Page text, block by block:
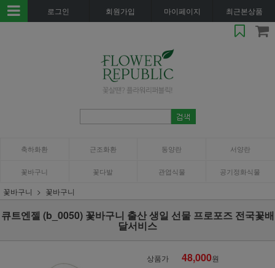
로그인 회원가입 마이페이지 최근본상품
축하화환 근조화환 동양란 서양란
꽃바구니 꽃다발 관엽식물 공기정화식물
꽃바구니 꽃바구니
큐트엔젤 (b_0050) 꽃바구니 출산 생일 선물 프로포즈 전국꽃배
달서비스
상품가 48,000원